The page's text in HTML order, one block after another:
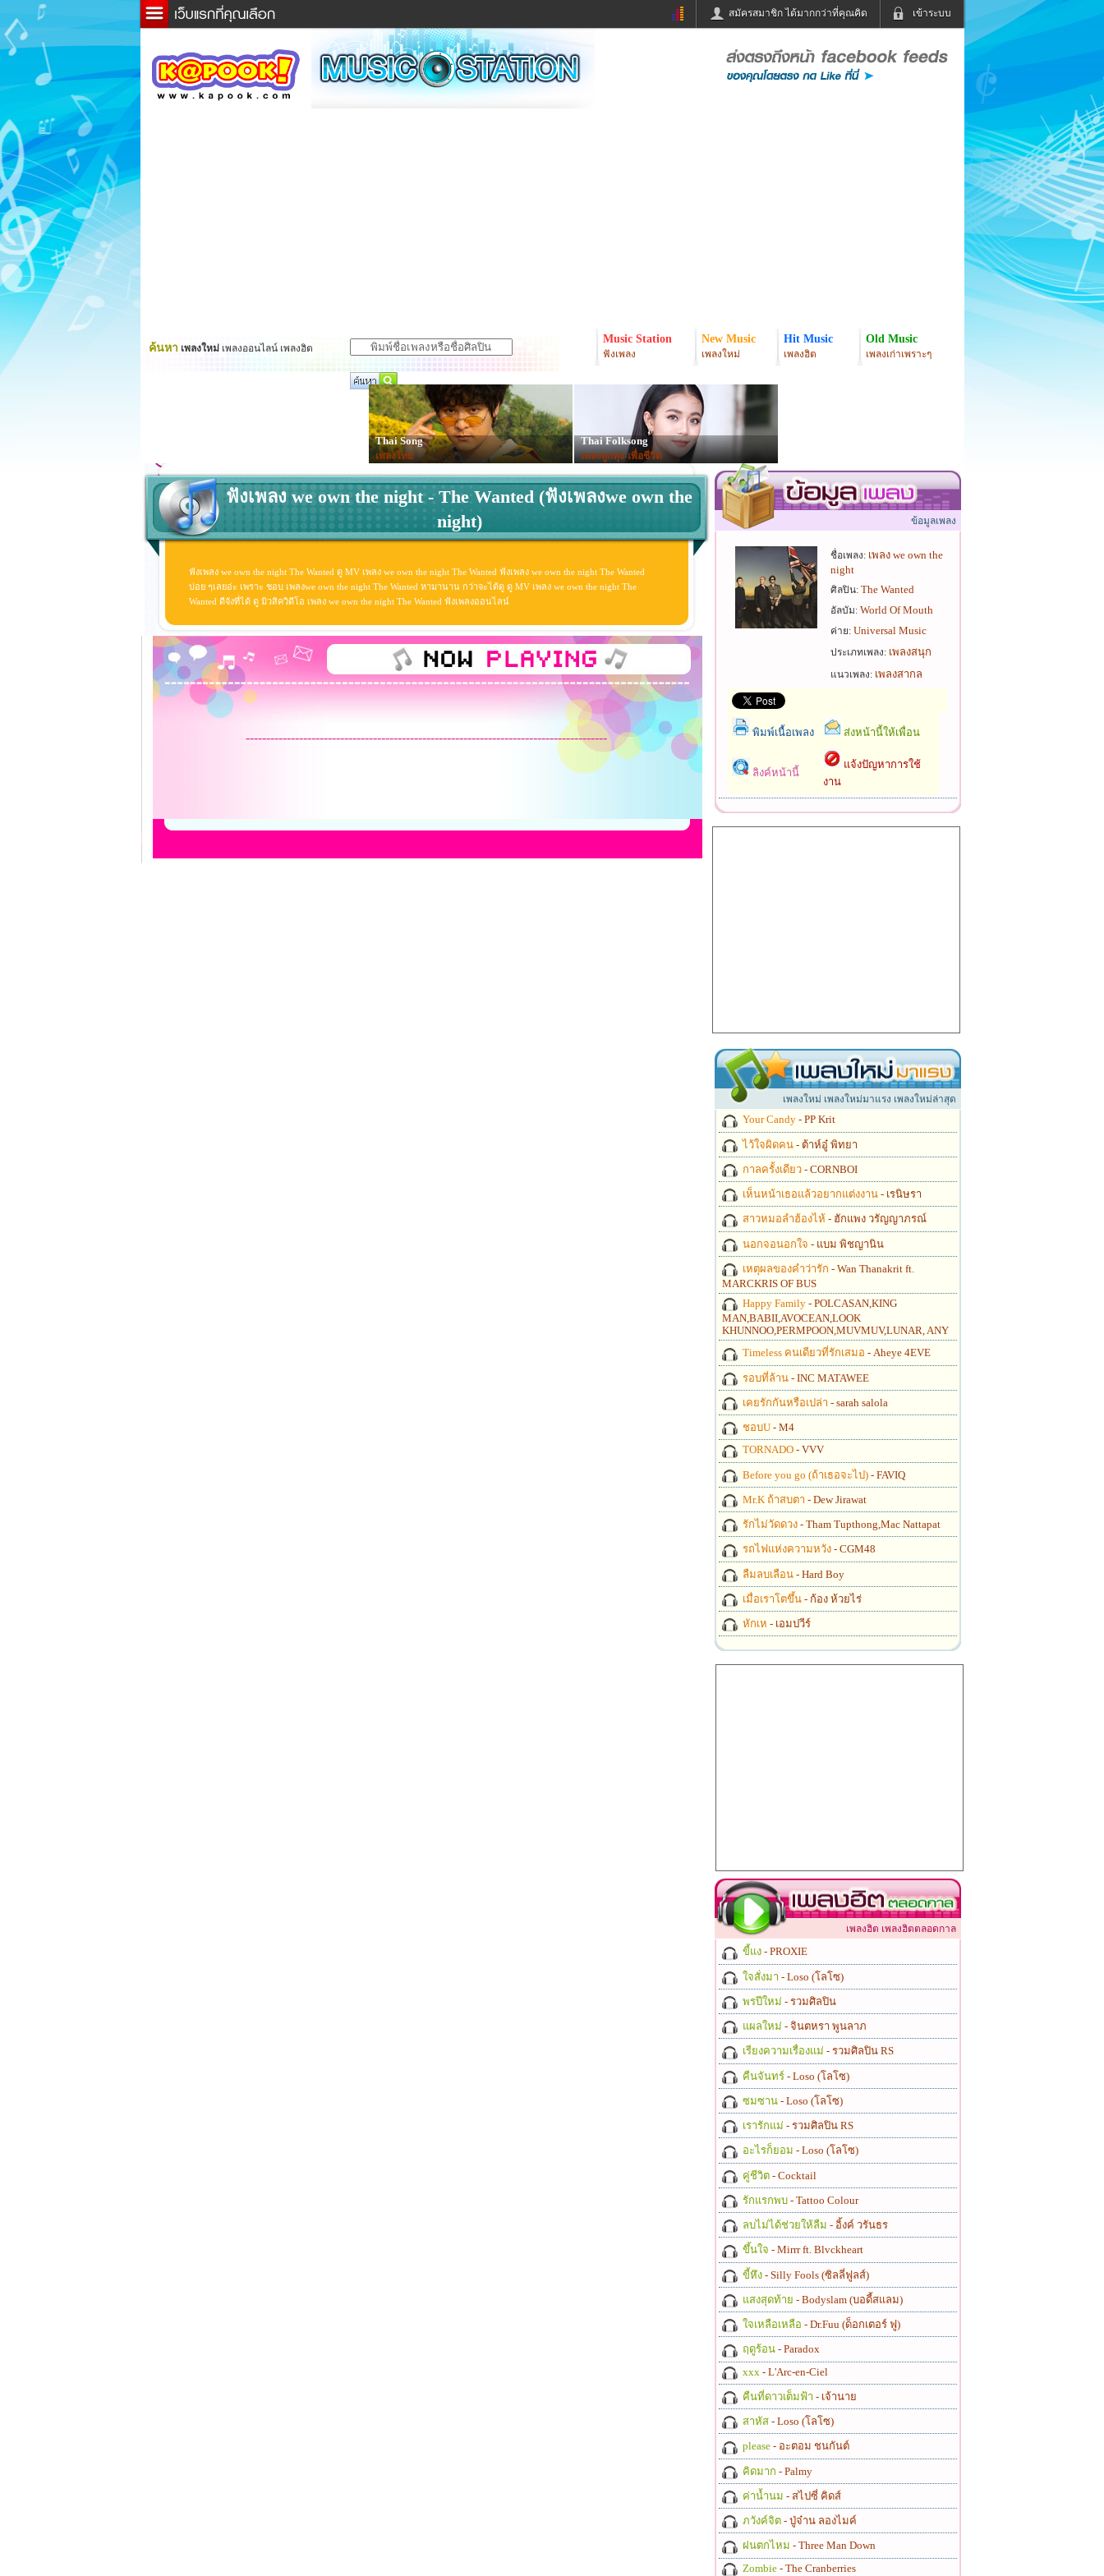
เข้าระบบ
สมัครสมาชิก ได้มากกว่าที่คุณคิด
ข่าวด่วน ข่าวสั้น
ละคร
หนังใหม่
ฟังวิทยุออนไลน์
หมากรุกไทย
Email
ค้นหา เพลงใหม่ เพลงออนไลน์ เพลงฮิต
Music Station
ฟังเพลง
New Music
เพลงใหม่
Hit Music
เพลงฮิต
Old Music
เพลงเก่าเพราะๆ
Thai Song
เพลงไทย
Thai Folksong
เพลงลูกทุ่ง-เพื่อชีวิต
ฟังเพลง we own the night - The Wanted (ฟังเพลงwe own the
night)
ฟังเพลง we own the night The Wanted ดู MV เพลง we own the night The Wanted ฟังเพลง we own the night The Wanted
บ่อย ๆเลยอ่ะ เพราะ ชอบ เพลงwe own the night The Wanted หามานาน กว่าจะได้ดู ดู MV เพลง we own the night The
Wanted ดีจังที่ได้ ดู มิวสิควิดีโอ เพลง we own the night The Wanted ฟังเพลงออนไลน์
----------------------------------------------------------------------------------------
ข้อมูลเพลง
ชื่อเพลง: เพลง we own the
night
ศิลปิน: The Wanted
อัลบัม: World Of Mouth
ค่าย: Universal Music
ประเภทเพลง: เพลงสนุก
แนวเพลง: เพลงสากล
พิมพ์เนื้อเพลง ส่งหน้านี้ให้เพื่อน
ลิงค์หน้านี้
แจ้งปัญหาการใช้
งาน
เพลงใหม่ เพลงใหม่มาแรง เพลงใหม่ล่าสุด
Your Candy - PP Krit
ไว้ใจผิดคน - ต้าห์อู๋ พิทยา
กาลครั้งเดียว - CORNBOI
เห็นหน้าเธอแล้วอยากแต่งงาน - เรนิษรา
สาวหมอลำฮ้องไห้ - ฮักแพง วรัญญาภรณ์
นอกจอนอกใจ - แบม พิชญานิน
เหตุผลของคำว่ารัก - Wan Thanakrit ft.
MARCKRIS OF BUS
Happy Family - POLCASAN,KING
MAN,BABII,AVOCEAN,LOOK
KHUNNOO,PERMPOON,MUVMUV,LUNAR, ANY
Timeless คนเดียวที่รักเสมอ - Aheye 4EVE
รอบที่ล้าน - INC MATAWEE
เคยรักกันหรือเปล่า - sarah salola
ชอบU - M4
TORNADO - VVV
Before you go (ถ้าเธอจะไป) - FAVIQ
Mr.K ถ้าสบตา - Dew Jirawat
รักไม่วัดดวง - Tham Tupthong,Mac Nattapat
รถไฟแห่งความหวัง - CGM48
ลืมลบเลือน - Hard Boy
เมื่อเราโตขึ้น - ก้อง ห้วยไร่
หักเห - เอมปวีร์
เพลงฮิต เพลงฮิตตลอดกาล
ขี้แง - PROXIE
ใจสั่งมา - Loso (โลโซ)
พรปีใหม่ - รวมศิลปิน
แผลใหม่ - จินตหรา พูนลาภ
เรียงความเรื่องแม่ - รวมศิลปิน RS
คืนจันทร์ - Loso (โลโซ)
ซมซาน - Loso (โลโซ)
เรารักแม่ - รวมศิลปิน RS
อะไรก็ยอม - Loso (โลโซ)
คู่ชีวิต - Cocktail
รักแรกพบ - Tattoo Colour
ลบไม่ได้ช่วยให้ลืม - อิ้งค์ วรันธร
ขึ้นใจ - Mirrr ft. Blvckheart
ขี้หึง - Silly Fools (ซิลลี่ฟูลส์)
แสงสุดท้าย - Bodyslam (บอดี้สแลม)
ใจเหลือเหลือ - Dr.Fuu (ด็อกเตอร์ ฟู)
ฤดูร้อน - Paradox
xxx - L'Arc-en-Ciel
คืนที่ดาวเต็มฟ้า - เจ้านาย
สาหัส - Loso (โลโซ)
please - อะตอม ชนกันต์
คิดมาก - Palmy
ค่าน้ำนม - สไปซี่ คิดส์
ภวังค์จิต - ปู่จ๋าน ลองไมค์
ฝนตกไหม - Three Man Down
Zombie - The Cranberries